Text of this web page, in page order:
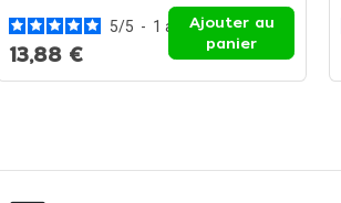
5/5 - 1 avis
13,88 €
Ajouter au
panier